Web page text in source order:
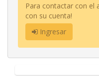
Para contactar con el
con su cuenta!
Ingresar